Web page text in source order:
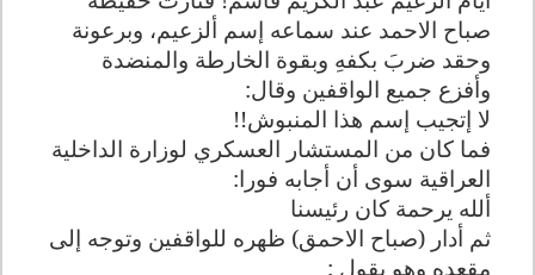
صباح الاحمد عند سماعه إسم ألزعيم، وبرعونة
وحقد ضربَ بكفهِ وبقوة الخارطة والمنضدة
وأفزع جميع الواقفين وقال:
لا إتجيب إسم هذا المنبوش!!
فما كان من المستشار العسكري لوزارة الداخلية
العراقية سوى أن أجابه فورا:
ألله يرحمة كان رئيسنا
ثم أدار (صباح الاحمق) ظهره للواقفين وتوجه إلى
مقعده وهو يقول :